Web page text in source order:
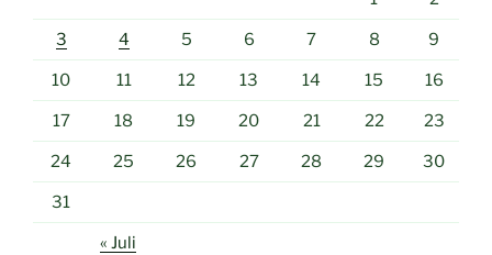
3 4 5 6 7 8 9
10 11 12 13 14 15 16
17 18 19 20 21 22 23
24 25 26 27 28 29 30
31
« Juli